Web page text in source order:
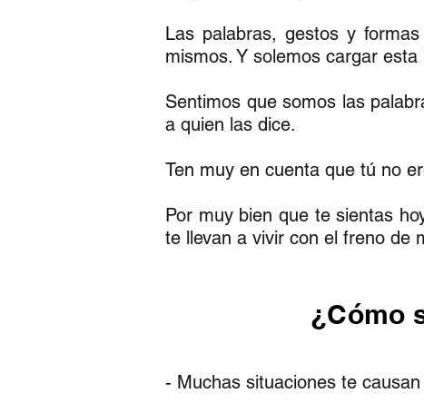
Las palabras, gestos y
mismos. Y solemos cargar
Sentimos que somos las
a quien las dice.
Ten muy en cuenta que tú no
Por muy bien que te sientas
te llevan a vivir con el freno de
¿Cómo
- Muchas situaciones te